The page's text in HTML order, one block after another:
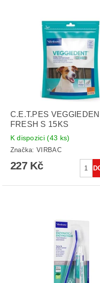
C.E.T.PES
FRESH S 15KS
K dispozici(43 ks)
Značka:VIRBAC
227 Kč